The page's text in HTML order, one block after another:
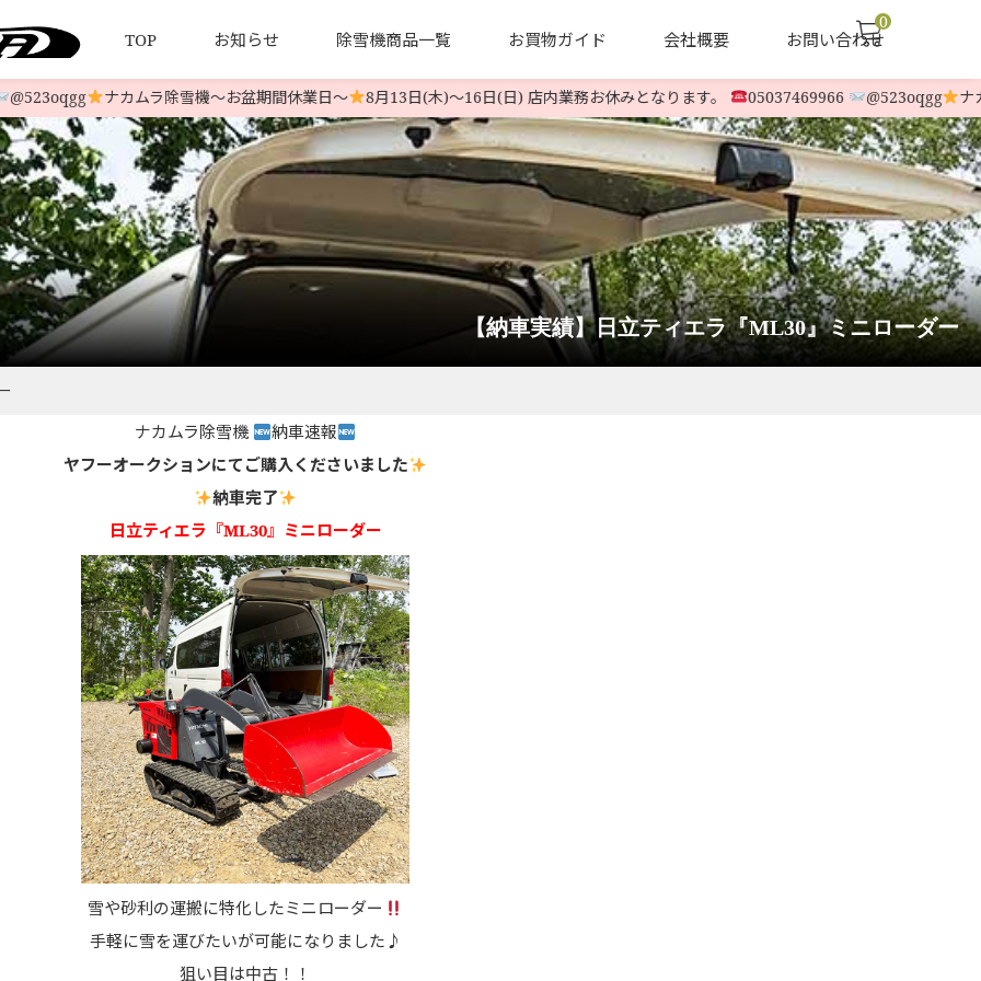
TOP お知らせ 除雪機商品一覧 お買物ガイド 会社概要 お問い合わせ
HONDA 中古除雪機
LINE-UP
YAMAHA 中古除雪機
LINE-UP
ヤナセ他 中古除雪機
LINE-UP
ついて 発送について お客様の声
法とプライバシーポリシー
0
ナカムラ除雪機〜お盆期間休業日〜 8月13日(木)〜16日(日) 店内業務お休みとなります。 05037469966 @523oqgg ナカム
【納車実績】日立ティエラ『ML30』ミニローダー
ナカムラ除雪機
納車速報
ヤフーオークションにてご購入くださいました
納車完了
日立ティエラ『ML30』ミニローダー
雪や砂利の運搬に特化したミニローダー
手軽に雪を運びたいが可能になりました♪
狙い目は中古！！